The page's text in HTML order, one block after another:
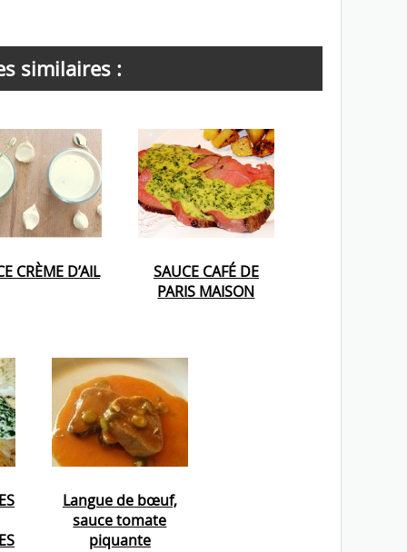
similaires :
CRÈME D’AIL
SAUCE CAFÉ DE
PARIS MAISON
Langue de bœuf,
sauce tomate
piquante